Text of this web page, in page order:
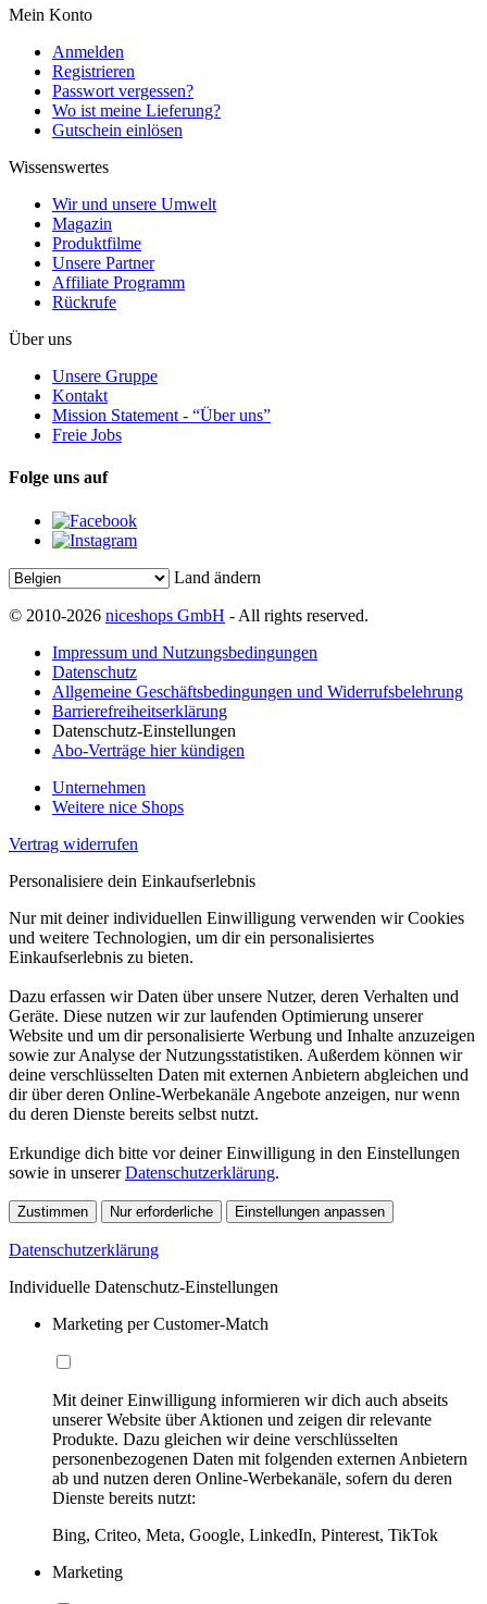
Mein Konto
Anmelden
Registrieren
Passwort vergessen?
Wo ist meine Lieferung?
Gutschein einlösen
Wissenswertes
Wir und unsere Umwelt
Magazin
Produktfilme
Unsere Partner
Affiliate Programm
Rückrufe
Über uns
Unsere Gruppe
Kontakt
Mission Statement - “Über uns”
Freie Jobs
Folge uns auf
Land ändern
© 2010-2026 niceshops GmbH - All rights reserved.
Impressum und Nutzungsbedingungen
Datenschutz
Allgemeine Geschäftsbedingungen und Widerrufsbelehrung
Barrierefreiheitserklärung
Datenschutz-Einstellungen
Abo-Verträge hier kündigen
Unternehmen
Weitere nice Shops
Vertrag widerrufen
Personalisiere dein Einkaufserlebnis
Nur mit deiner individuellen Einwilligung verwenden wir Cookies
und weitere Technologien, um dir ein personalisiertes
Einkaufserlebnis zu bieten.
Dazu erfassen wir Daten über unsere Nutzer, deren Verhalten und
Geräte. Diese nutzen wir zur laufenden Optimierung unserer
Website und um dir personalisierte Werbung und Inhalte anzuzeigen
sowie zur Analyse der Nutzungsstatistiken. Außerdem können wir
deine verschlüsselten Daten mit externen Anbietern abgleichen und
dir über deren Online-Werbekanäle Angebote anzeigen, nur wenn
du deren Dienste bereits selbst nutzt.
Erkundige dich bitte vor deiner Einwilligung in den Einstellungen
sowie in unsererDatenschutzerklärung.
Zustimmen Nur erforderliche Einstellungen anpassen
Datenschutzerklärung
Individuelle Datenschutz-Einstellungen
Marketing per Customer-Match
Mit deiner Einwilligung informieren wir dich auch abseits
unserer Website über Aktionen und zeigen dir relevante
Produkte. Dazu gleichen wir deine verschlüsselten
personenbezogenen Daten mit folgenden externen Anbietern
ab und nutzen deren Online-Werbekanäle, sofern du deren
Dienste bereits nutzt:
Bing, Criteo, Meta, Google, LinkedIn, Pinterest, TikTok
Marketing